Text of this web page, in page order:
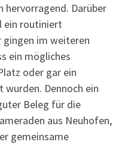
hervorragend. Darüber
ein routiniert
gingen im weiteren
ein mögliches
oder gar ein
Dennoch ein
Beleg für die
aus Neuhofen,
gemeinsame